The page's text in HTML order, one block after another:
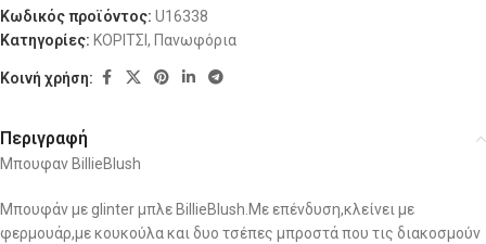
Κωδικός προϊόντος: U16338
Κατηγορίες: ΚΟΡΙΤΣΙ , Πανωφόρια
Κοινή χρήση:
Περιγραφή
Μπουφαν BillieBlush
Μπουφάν με glinter μπλε BillieBlush.Με επένδυση,κλείνει με
φερμουάρ,με κουκούλα και δυο τσέπες μπροστά που τις διακοσμούν